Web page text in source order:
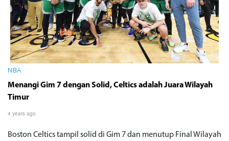
NBA
Menangi Gim 7 dengan Solid, Celtics adalah Juara Wilayah
Timur
4 years ago
Boston Celtics tampil solid di Gim 7 dan menutup Final Wilayah